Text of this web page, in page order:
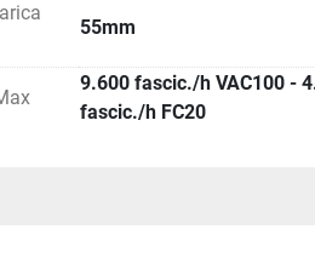
55mm
9.600 fascic./h VAC100 -
fascic./h FC20